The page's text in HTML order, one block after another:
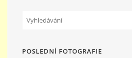
POSLEDNÍ FOTOGRAFIE